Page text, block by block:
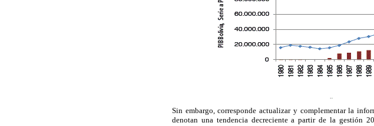
Sin embargo, corresponde actualizar y complementar la
denotan una tendencia decreciente a partir de la gestión